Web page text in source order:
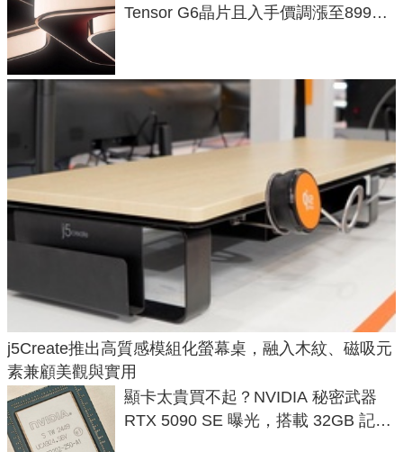
Tensor G6晶片且入手價調漲至899美
j5Create推出高質感模組化螢幕桌，融入木紋、磁吸元
素兼顧美觀與實用
顯卡太貴買不起？NVIDIA 秘密武器
RTX 5090 SE 曝光，搭載 32GB 記憶